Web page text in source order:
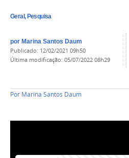
Geral, Pesquisa
por Marina Santos Daum
publicado: 12/02/2021 09h50
última modificação: 05/07/2022 08h29
Por Marina Santos Daum